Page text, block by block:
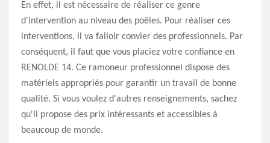
En effet, il est nécessaire de réaliser ce genre
d'intervention au niveau des poêles. Pour réaliser ces
interventions, il va falloir convier des professionnels. Par
conséquent, il faut que vous placiez votre confiance en
RENOLDE 14. Ce ramoneur professionnel dispose des
matériels appropriés pour garantir un travail de bonne
qualité. Si vous voulez d'autres renseignements, sachez
qu'il propose des prix intéressants et accessibles à
beaucoup de monde.